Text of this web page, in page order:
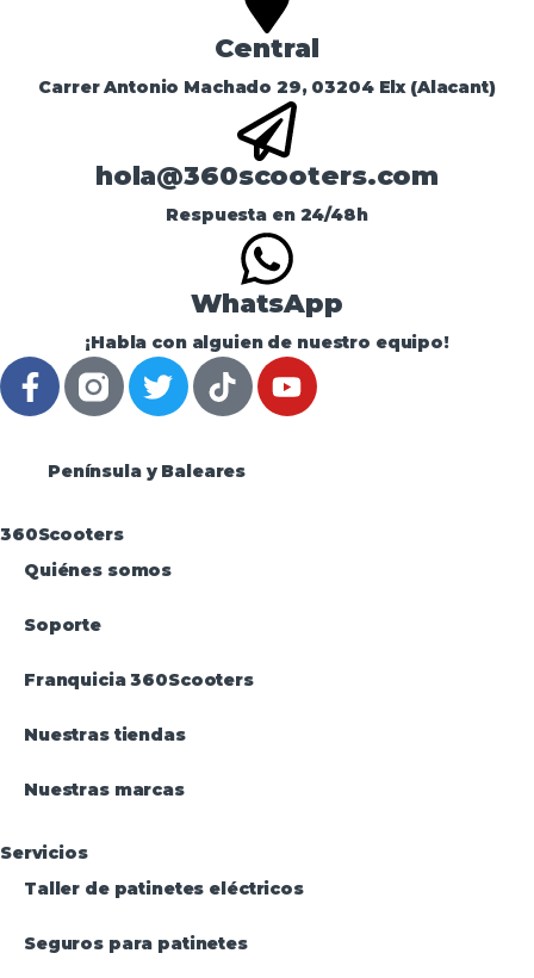
Central
Carrer Antonio Machado 29, 03204 Elx (Alacant)
hola@360scooters.com
Respuesta en 24/48h
WhatsApp
¡Habla con alguien de nuestro equipo!
Península y Baleares
360Scooters
Quiénes somos
Soporte
Franquicia 360Scooters
Nuestras tiendas
Nuestras marcas
Servicios
Taller de patinetes eléctricos
Seguros para patinetes